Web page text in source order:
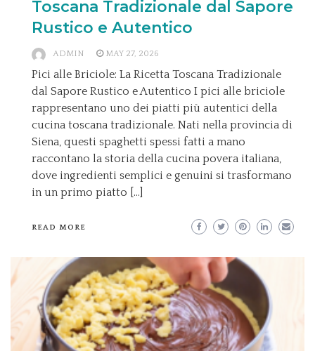
Toscana Tradizionale dal Sapore
Rustico e Autentico
ADMIN MAY 27, 2026
Pici alle Briciole: La Ricetta Toscana Tradizionale
dal Sapore Rustico e Autentico I pici alle briciole
rappresentano uno dei piatti più autentici della
cucina toscana tradizionale. Nati nella provincia di
Siena, questi spaghetti spessi fatti a mano
raccontano la storia della cucina povera italiana,
dove ingredienti semplici e genuini si trasformano
in un primo piatto […]
READ MORE